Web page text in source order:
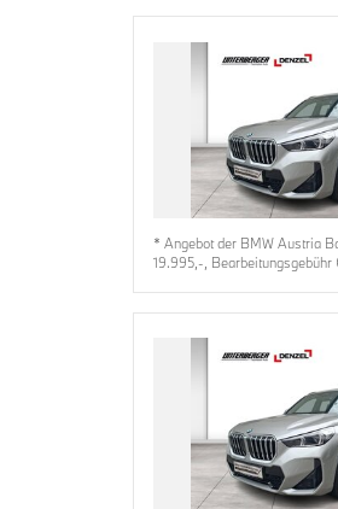
* Angebot der BMW Austria
19.995,-,